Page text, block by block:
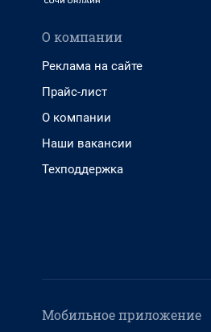
О компании
Реклама на сайте
Прайс-лист
О компании
Наши вакансии
Техподдержка
Мобильное приложение